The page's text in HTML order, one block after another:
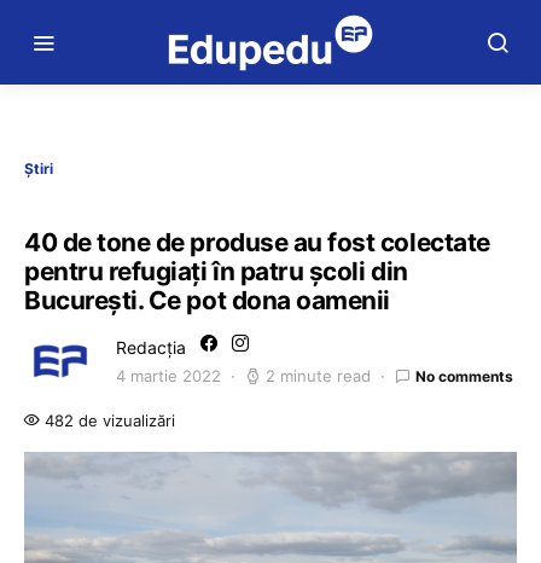
Știri
40 de tone de produse au fost colectate
pentru refugiați în patru școli din
București. Ce pot dona oamenii
Redacția
4 martie 2022 2 minute read No comments
482 de vizualizări